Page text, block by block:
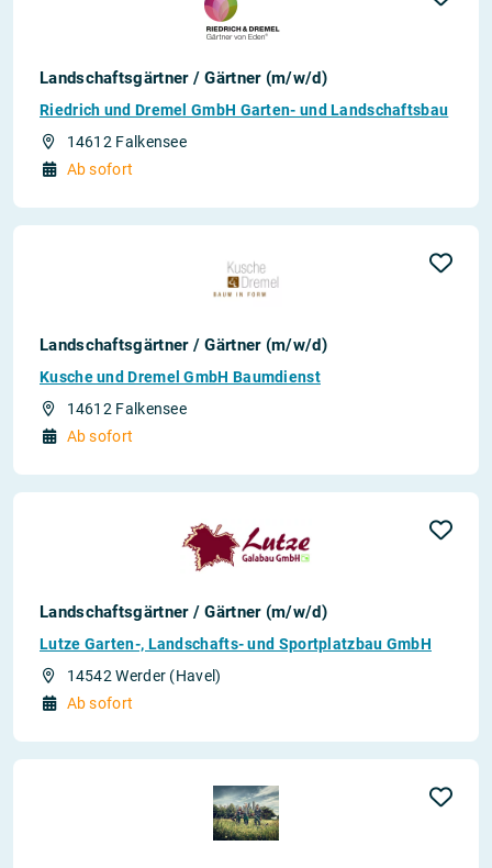
Landschaftsgärtner / Gärtner (m/w/d)
Riedrich und Dremel GmbH Garten- und Landschaftsbau
14612 Falkensee
Ab sofort
Landschaftsgärtner / Gärtner (m/w/d)
Kusche und Dremel GmbH Baumdienst
14612 Falkensee
Ab sofort
Landschaftsgärtner / Gärtner (m/w/d)
Lutze Garten-, Landschafts- und Sportplatzbau GmbH
14542 Werder (Havel)
Ab sofort